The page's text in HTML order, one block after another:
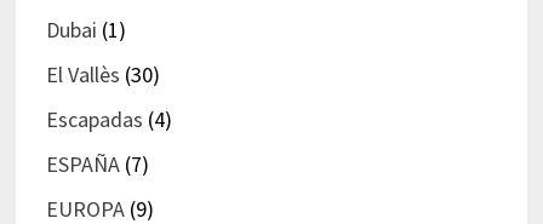
Dubai (1)
El Vallès (30)
Escapadas (4)
ESPAÑA(7)
EUROPA(9)